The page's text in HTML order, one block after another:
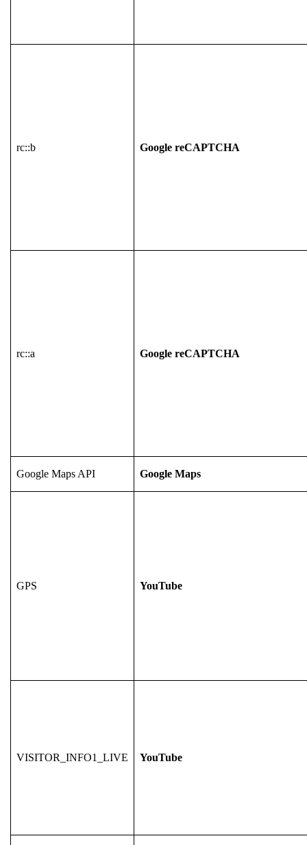
rc::b Google reCAPTCHA
rc::a Google reCAPTCHA
Google Maps API Google Maps
GPS YouTube
VISITOR_INFO1_LIVE YouTube